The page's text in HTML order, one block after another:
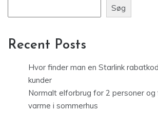
Søg
Recent Posts
Hvor finder man en Starlink
kunder
Normalt elforbrug for 2 personer
varme i sommerhus